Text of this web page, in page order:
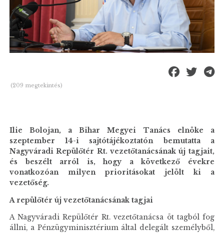
(209 megtekintés)
Ilie Bolojan, a Bihar Megyei Tanács elnöke a
szeptember 14-i sajtótájékoztatón bemutatta a
Nagyváradi Repülőtér Rt. vezetőtanácsának új tagjait,
és beszélt arról is, hogy a következő évekre
vonatkozóan milyen prioritásokat jelölt ki a
vezetőség.
A repülőtér új vezetőtanácsának tagjai
A Nagyváradi Repülőtér Rt. vezetőtanácsa öt tagból fog
állni, a Pénzügyminisztérium által delegált személyből,